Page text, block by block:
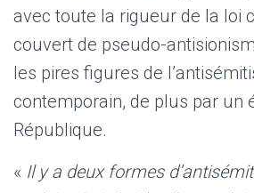
avec toute la rigueur de la loi
couvert de pseudo-
les pires figures de
contemporain, de plus par un
République.
« Il y a deux formes